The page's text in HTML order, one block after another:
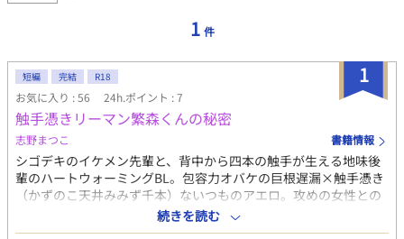
1 件
1
短編 完結 R18
お気に入り : 56 24h.ポイント : 7
触手憑きリーマン繁森くんの秘密
志野まつこ 書籍情報
シゴデキのイケメン先輩と、背中から四本の触手が生える地味後
輩のハートウォーミングBL。包容力オバケの巨根遅漏×触手憑き
（かずのこ天井みみず千本）ないつものアエロ。攻めの女性との
過去の行為描写がふわっとあります。一般的な触手プレイはほと
んどありません。
続きを読む